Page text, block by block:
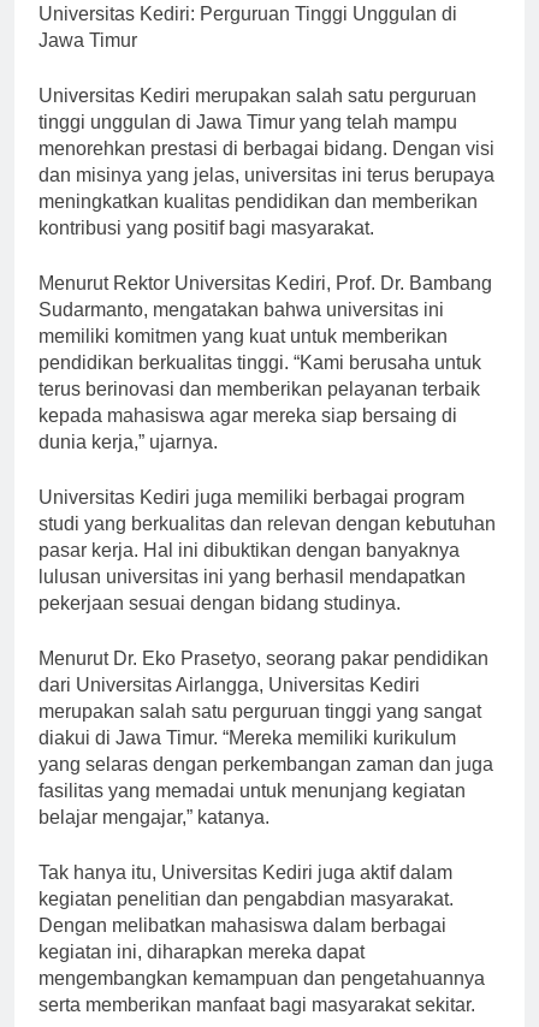
Universitas Kediri: Perguruan Tinggi Unggulan di
Jawa Timur
Universitas Kediri merupakan salah satu perguruan
tinggi unggulan di Jawa Timur yang telah mampu
menorehkan prestasi di berbagai bidang. Dengan visi
dan misinya yang jelas, universitas ini terus berupaya
meningkatkan kualitas pendidikan dan memberikan
kontribusi yang positif bagi masyarakat.
Menurut Rektor Universitas Kediri, Prof. Dr. Bambang
Sudarmanto, mengatakan bahwa universitas ini
memiliki komitmen yang kuat untuk memberikan
pendidikan berkualitas tinggi. “Kami berusaha untuk
terus berinovasi dan memberikan pelayanan terbaik
kepada mahasiswa agar mereka siap bersaing di
dunia kerja,” ujarnya.
Universitas Kediri juga memiliki berbagai program
studi yang berkualitas dan relevan dengan kebutuhan
pasar kerja. Hal ini dibuktikan dengan banyaknya
lulusan universitas ini yang berhasil mendapatkan
pekerjaan sesuai dengan bidang studinya.
Menurut Dr. Eko Prasetyo, seorang pakar pendidikan
dari Universitas Airlangga, Universitas Kediri
merupakan salah satu perguruan tinggi yang sangat
diakui di Jawa Timur. “Mereka memiliki kurikulum
yang selaras dengan perkembangan zaman dan juga
fasilitas yang memadai untuk menunjang kegiatan
belajar mengajar,” katanya.
Tak hanya itu, Universitas Kediri juga aktif dalam
kegiatan penelitian dan pengabdian masyarakat.
Dengan melibatkan mahasiswa dalam berbagai
kegiatan ini, diharapkan mereka dapat
mengembangkan kemampuan dan pengetahuannya
serta memberikan manfaat bagi masyarakat sekitar.